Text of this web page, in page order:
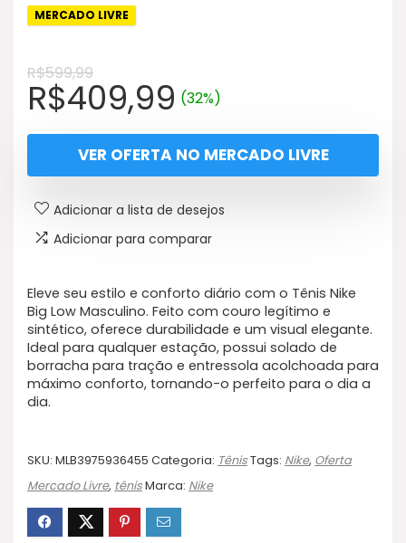
MERCADO LIVRE
R$599,99
O
preço
original
era:
R$599,99.
R$409,99O
preço
atual
é:
R$409,99.
(32%)
VER OFERTA NO MERCADO LIVRE
Adicionar a lista de desejos
Adicionar para comparar
Eleve seu estilo e conforto diário com o Tênis Nike
Big Low Masculino. Feito com couro legítimo e
sintético, oferece durabilidade e um visual elegante.
Ideal para qualquer estação, possui solado de
borracha para tração e entressola acolchoada para
máximo conforto, tornando-o perfeito para o dia a
dia.
SKU: MLB3975936455 Categoria: TênisTags: Nike, Oferta
Mercado Livre, tênisMarca: Nike